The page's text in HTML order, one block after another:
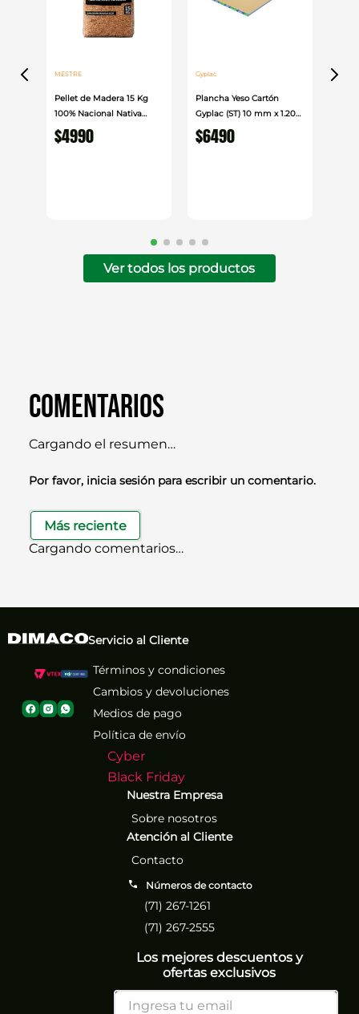
MESTRE
Pellet de Madera 15 Kg
100% Nacional Nativa
Mestre
$4990
Gyplac
Plancha Yeso Cartón
Gyplac (ST) 10 mm x 1.20
cm x 2.40cm
$6490
Ver todos los productos
Comentarios
Cargando el resumen…
Por favor, inicia sesión para escribir un comentario.
Más reciente
Cargando comentarios…
Servicio al Cliente
Términos y condiciones
Cambios y devoluciones
Medios de pago
Política de envío
Cyber
Black Friday
Nuestra Empresa
Sobre nosotros
Atención al Cliente
Contacto
Números de contacto
(71) 267-1261
(71) 267-2555
Los mejores descuentos y
ofertas exclusivos